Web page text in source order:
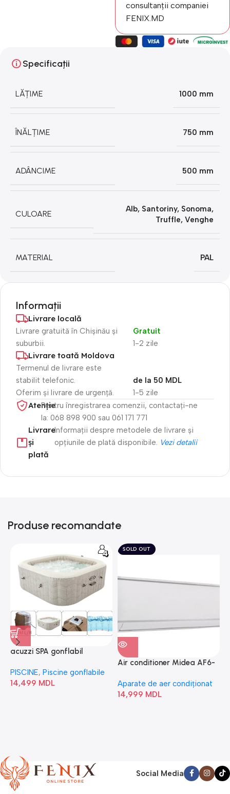
consultanții companiei
FENIX.MD
Specificații
LĂȚIME 1000 mm
ÎNĂLȚIME 750 mm
ADÂNCIME 500 mm
CULOARE
Alb, Santoriny, Sonoma,
Truffle, Venghe
MATERIAL PAL
Informații
Livrare locală
Livrare gratuită în Chișinău și
suburbii.
1-2 zile
Gratuit
Livrare toată Moldova
Termenul de livrare este
stabilit telefonic.
Oferim și livrare de urgență.
1-5 zile
de la 50 MDL
Atenție​Pentru înregistrarea comenzii, contactați-ne
la: 068 898 900 sau 061 171 771
Livrare
și
plată
Informații despre metodele de livrare și
opțiunile de plată disponibile. Vezi detalii
Produse recomandate
acuzzi SPA gonflabil
Bubble” 28446
PISCINE, Piscine gonflabile
14,499 MDL
SOLD OUT
Air conditioner Midea AF6-
Aparate de aer condiționat
14,999 MDL
Social Media